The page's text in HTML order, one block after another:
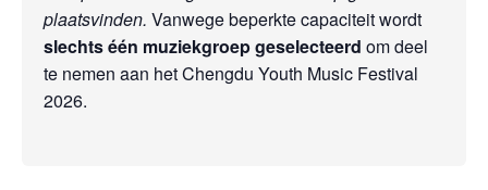
plaatsvinden. Vanwege beperkte capaciteit wordt
slechts één muziekgroep geselecteerd om deel
te nemen aan het Chengdu Youth Music Festival
2026.